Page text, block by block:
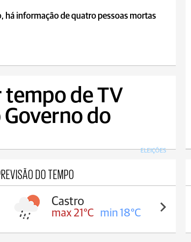
há informação de quatro pessoas mortas
tempo de TV
do
ELEIÇÕES
DO TEMPO
Carambeí
max 20°C min 18°C